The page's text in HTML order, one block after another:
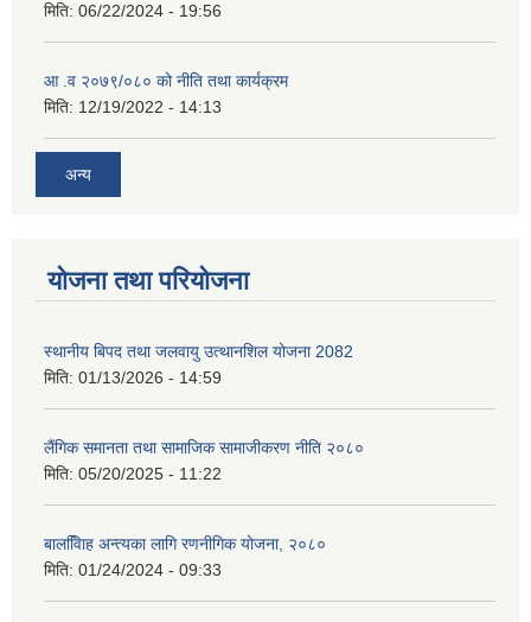
मिति: 06/22/2024 - 19:56
आ .व २०७९/०८० को नीति तथा कार्यक्रम
मिति: 12/19/2022 - 14:13
अन्य
योजना तथा परियोजना
स्थानीय बिपद तथा जलवायु उत्थानशिल योजना 2082
मिति: 01/13/2026 - 14:59
लैंगिक समानता तथा सामाजिक सामाजीकरण नीति २०८०
मिति: 05/20/2025 - 11:22
बालवििाह अन्त्यका लागि रणनीगिक योजना, २०८०
मिति: 01/24/2024 - 09:33